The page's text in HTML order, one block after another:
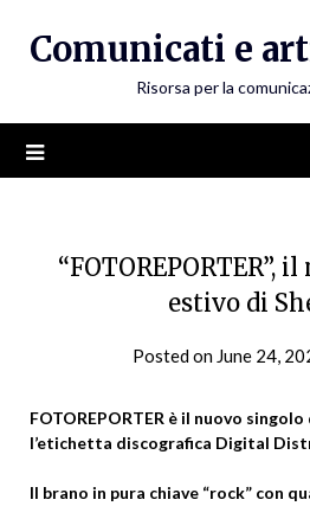
Comunicati e
Risorsa per la
“FOTOREPORTER”,
estivo di
Posted on June 24,
FOTOREPORTER è il nuovo singolo
l’etichetta discografica Digital
Il brano in pura chiave “rock” con